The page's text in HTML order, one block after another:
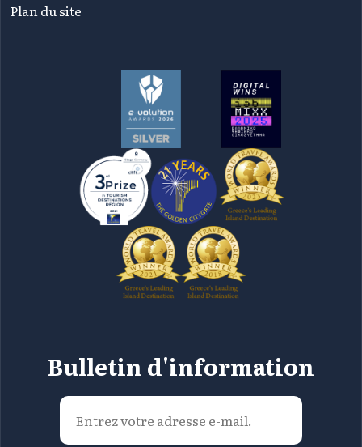
Plan du site
Bulletin d'information